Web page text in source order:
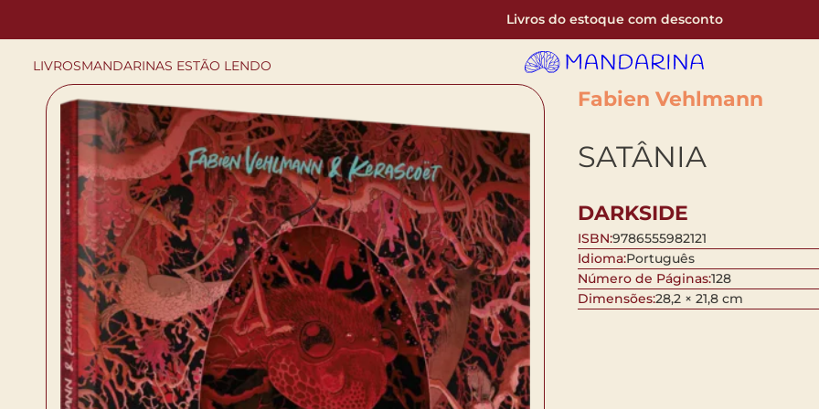
Livros do estoque com desconto
LIVROSMANDARINAS ESTÃO LENDO
Fabien Vehlmann
SATÂNIA
DARKSIDE
ISBN:9786555982121
Idioma:Português
Número de Páginas:128
Dimensões:28,2 × 21,8 cm